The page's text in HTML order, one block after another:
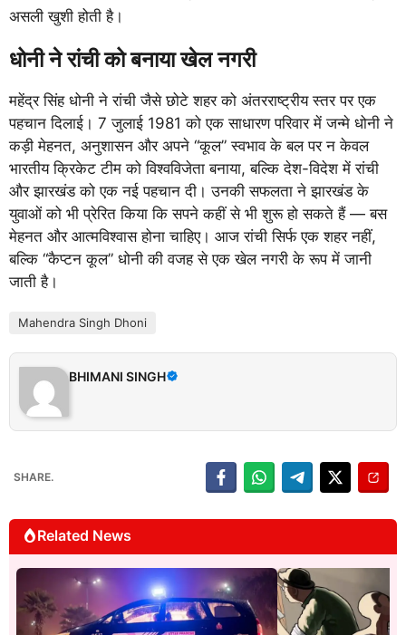
असली खुशी होती है।
धोनी ने रांची को बनाया खेल नगरी
महेंद्र सिंह धोनी ने रांची जैसे छोटे शहर को अंतरराष्ट्रीय स्तर पर एक
पहचान दिलाई। 7 जुलाई 1981 को एक साधारण परिवार में जन्मे धोनी ने
कड़ी मेहनत, अनुशासन और अपने “कूल” स्वभाव के बल पर न केवल
भारतीय क्रिकेट टीम को विश्वविजेता बनाया, बल्कि देश-विदेश में रांची
और झारखंड को एक नई पहचान दी। उनकी सफलता ने झारखंड के
युवाओं को भी प्रेरित किया कि सपने कहीं से भी शुरू हो सकते हैं — बस
मेहनत और आत्मविश्वास होना चाहिए। आज रांची सिर्फ एक शहर नहीं,
बल्कि “कैप्टन कूल” धोनी की वजह से एक खेल नगरी के रूप में जानी
जाती है।
Mahendra Singh Dhoni
BHIMANI SINGH
SHARE.
Related News